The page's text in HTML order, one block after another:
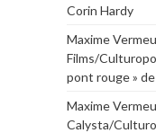
Corin Hardy
Maxime
Films/
pont rouge »
Maxime
Calysta/